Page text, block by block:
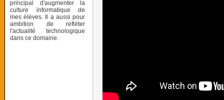
principal d'augmenter la
culture informatique de
mes élèves. Il a aussi pour
ambition de refléter
l'actualité technologique
dans ce domaine.